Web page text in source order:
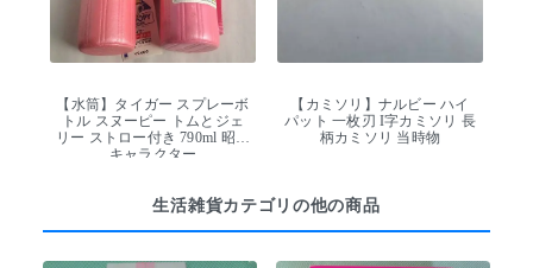
【水筒】タイガー スプレーボ
トル スヌーピー トムとジェ
リー ストロー付き 790ml 昭和
キャラクター
【カミソリ】ナルビー ハイ
パット 一枚刃 I字カミソリ 長
柄カミソリ 当時物
生活雑貨カテゴリの他の商品